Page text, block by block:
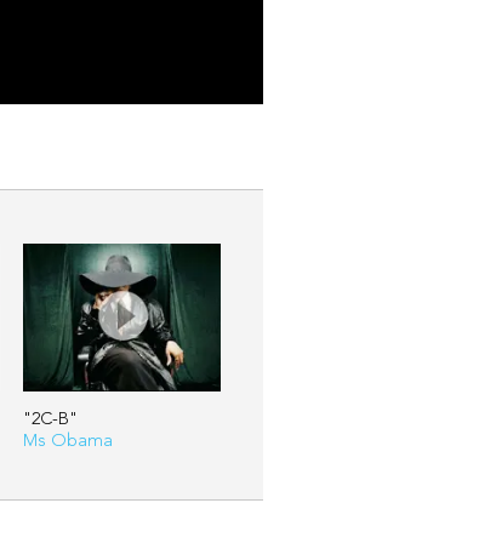
"2C-B"
Ms Obama